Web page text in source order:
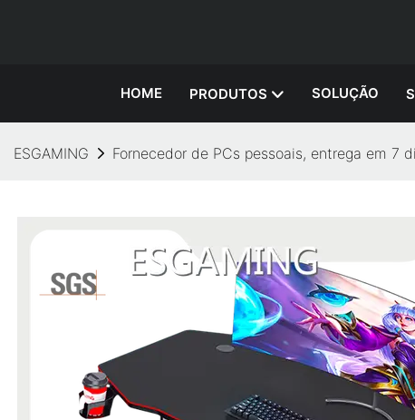
HOME PRODUTOS SOLUÇÃO
ESGAMING Fornecedor de PCs pessoais, entrega em 7